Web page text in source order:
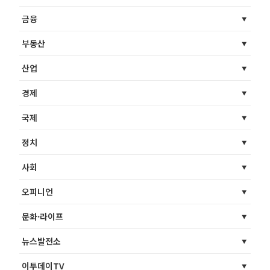
금융
부동산
산업
경제
국제
정치
사회
오피니언
문화·라이프
뉴스발전소
이투데이TV